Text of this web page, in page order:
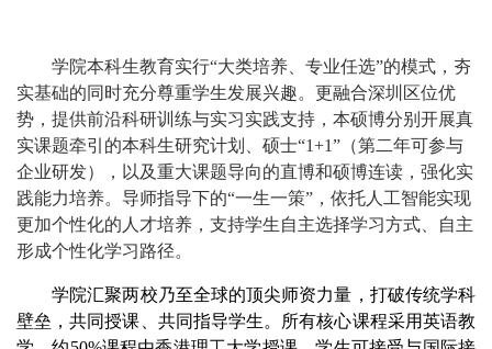
学院本科生教育实行“大类培养、专业任选”的模式，夯
实基础的同时充分尊重学生发展兴趣。更融合深圳区位优
势，提供前沿科研训练与实习实践支持，本硕博分别开展真
实课题牵引的本科生研究计划、硕士“1+1”（第二年可参与
企业研发），以及重大课题导向的直博和硕博连读，强化实
践能力培养。导师指导下的“一生一策”，依托人工智能实现
更加个性化的人才培养，支持学生自主选择学习方式、自主
形成个性化学习路径。
学院汇聚两校乃至全球的顶尖师资力量，打破传统学科
壁垒，共同授课、共同指导学生。所有核心课程采用英语教